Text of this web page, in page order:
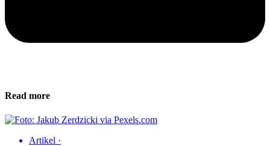
Read more
Artikel ·